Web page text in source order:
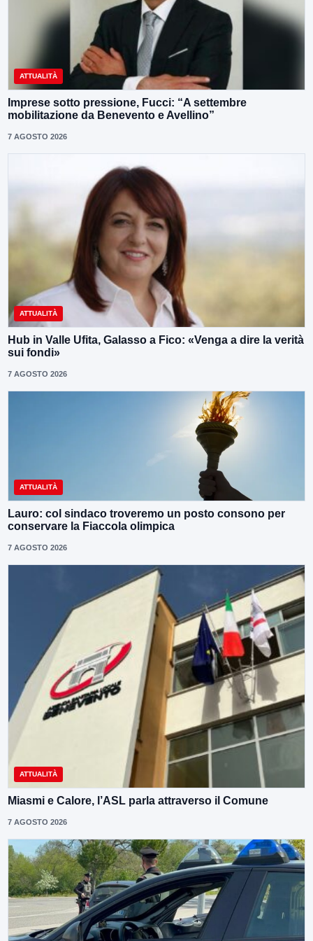
ATTUALITÀ
Imprese sotto pressione, Fucci: “A settembre
mobilitazione da Benevento e Avellino”
7 AGOSTO 2026
ATTUALITÀ
Hub in Valle Ufita, Galasso a Fico: «Venga a dire la verità
sui fondi»
7 AGOSTO 2026
ATTUALITÀ
Lauro: col sindaco troveremo un posto consono per
conservare la Fiaccola olimpica
7 AGOSTO 2026
ATTUALITÀ
Miasmi e Calore, l’ASL parla attraverso il Comune
7 AGOSTO 2026